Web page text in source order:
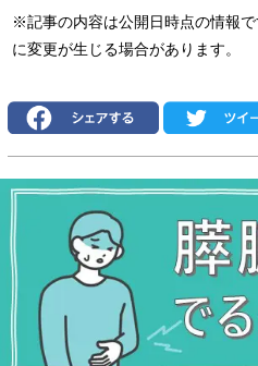
※記事の内容は公開日時点の情報
に変更が生じる場合があります。